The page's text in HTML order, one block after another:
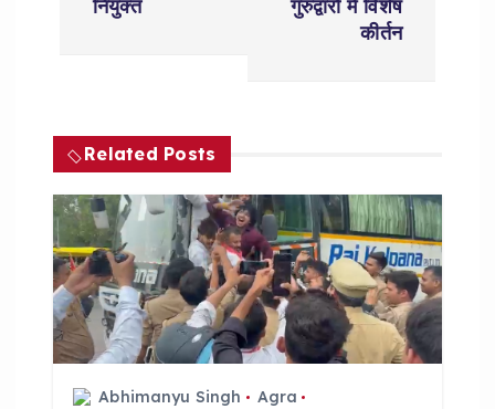
v
g
a
t
नियुक्त
गुरुद्वारों में विशेष
कीर्तन
Related Posts
Abhimanyu Singh
Agra